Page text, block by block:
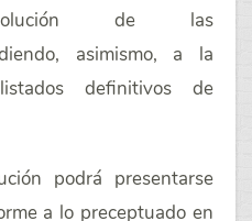
de las
asimismo, a la
definitivos de
podrá presentarse
a lo preceptuado en